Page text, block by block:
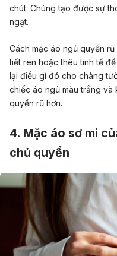
chút. Chúng tạo được sự
ngạt.
Cách mặc áo ngủ quyến
tiết ren hoặc thêu tinh tế
lại điều gì đó cho chàng
chiếc áo ngủ màu trắng và
quyến rũ hơn.
4. Mặc áo sơ mi
chủ quyền